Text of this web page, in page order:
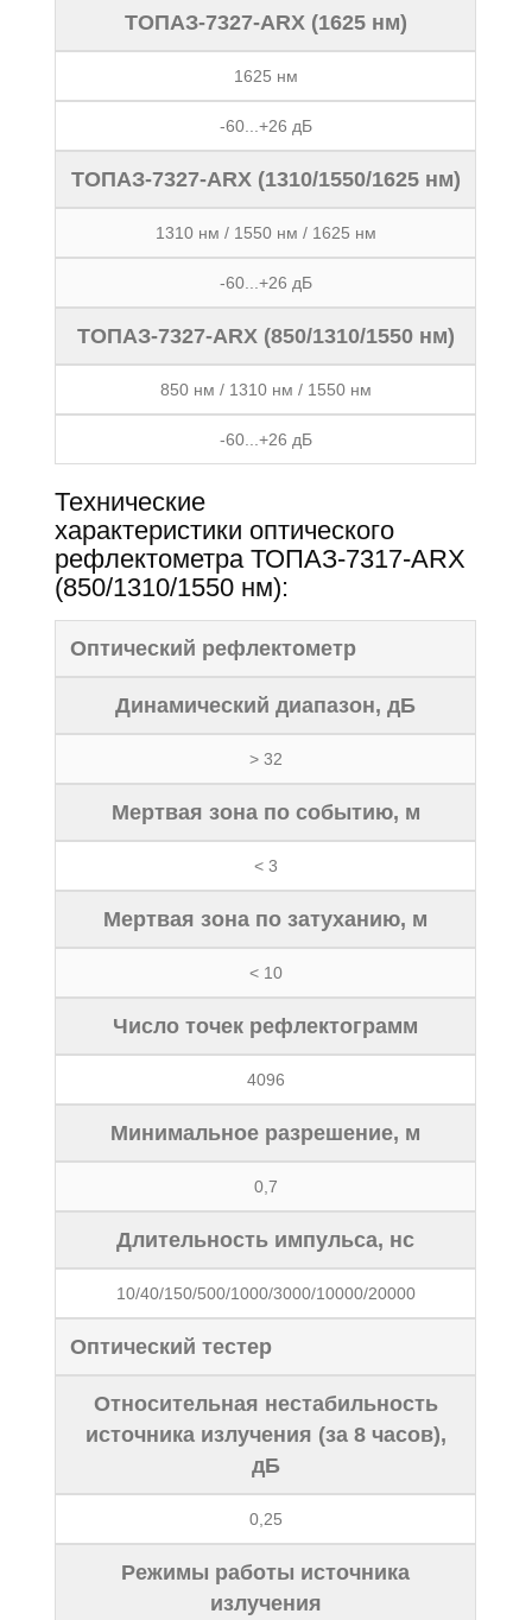
ТОПАЗ-7327-ARX (1625 нм)
1625 нм
-60...+26 дБ
ТОПАЗ-7327-ARX (1310/1550/1625 нм)
1310 нм / 1550 нм / 1625 нм
-60...+26 дБ
ТОПАЗ-7327-ARX (850/1310/1550 нм)
850 нм / 1310 нм / 1550 нм
-60...+26 дБ
Технические
характеристики оптического
рефлектометра ТОПАЗ-7317-ARX
(850/1310/1550 нм):
Оптический рефлектометр
Динамический диапазон, дБ
> 32
Мертвая зона по событию, м
< 3
Мертвая зона по затуханию, м
< 10
Число точек рефлектограмм
4096
Минимальное разрешение, м
0,7
Длительность импульса, нс
10/40/150/500/1000/3000/10000/20000
Оптический тестер
Относительная нестабильность
источника излучения (за 8 часов),
дБ
0,25
Режимы работы источника
излучения